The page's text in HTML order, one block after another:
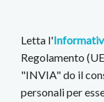
Letta l'
Regolamento
"INVIA" do il
personali per